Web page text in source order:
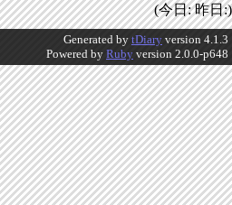
(今日: 昨日:)
Generated by tDiary version 4.1.3
Powered by Ruby version 2.0.0-p648